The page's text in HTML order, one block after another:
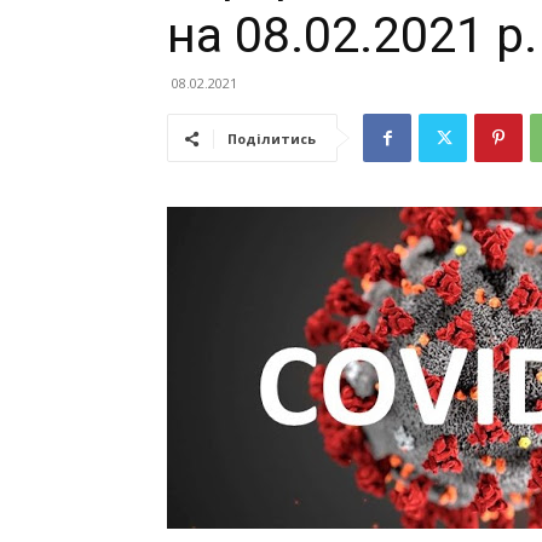
на 08.02.2021 р.
08.02.2021
Поділитись